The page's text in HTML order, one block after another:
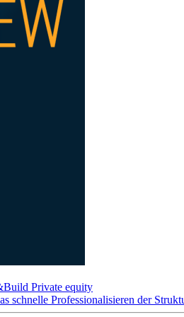
Private equity
schnelle Professionalisieren der